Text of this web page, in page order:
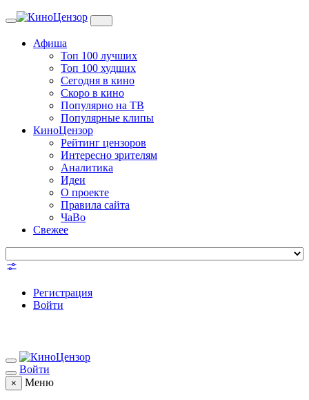
Toggle
Афиша
Топ 100 лучших
Топ 100 худших
Сегодня в кино
Скоро в кино
Популярно на ТВ
Популярные клипы
КиноЦензор
Рейтинг цензоров
Интересно зрителям
Аналитика
Идеи
О проекте
Правила сайта
ЧаВо
Свежее
Регистрация
Войти
Войти
× Меню